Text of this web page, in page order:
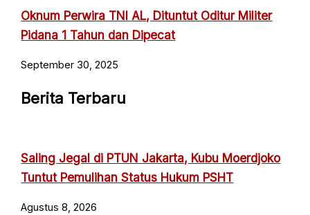
Oknum Perwira TNI AL, Dituntut Oditur Militer
Pidana 1 Tahun dan Dipecat
September 30, 2025
Berita Terbaru
Saling Jegal di PTUN Jakarta, Kubu Moerdjoko
Tuntut Pemulihan Status Hukum PSHT
Agustus 8, 2026